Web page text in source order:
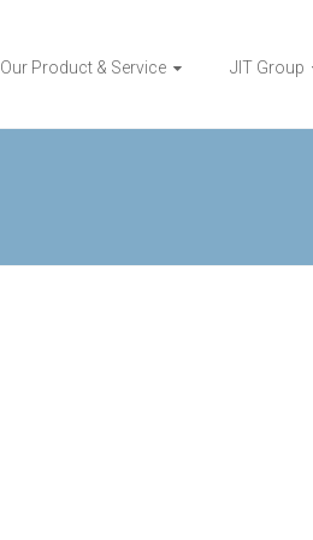
Our Product & Service JIT Group